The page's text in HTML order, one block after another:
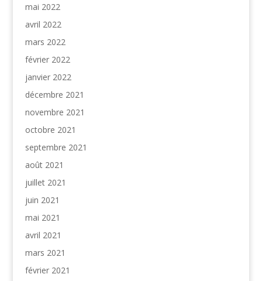
mai 2022
avril 2022
mars 2022
février 2022
janvier 2022
décembre 2021
novembre 2021
octobre 2021
septembre 2021
août 2021
juillet 2021
juin 2021
mai 2021
avril 2021
mars 2021
février 2021